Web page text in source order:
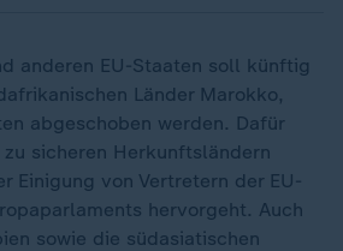
anderen EU-Staaten soll künftig
Länder Marokko,
abgeschoben werden. Dafür
sicheren Herkunftsländern
Einigung von Vertretern der EU-
hervorgeht. Auch
sowie die südasiatischen